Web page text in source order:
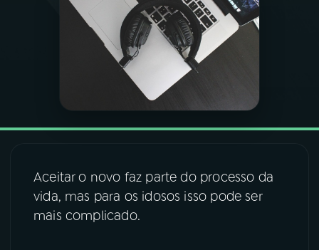
PODCASTS
07ÚLTIMAS
08FESTIVAL DE MÚSICA
ACOMPANHE A RÁDIO NACIONAL
Aceitar o novo faz parte do processo da
vida, mas para os idosos isso pode ser
mais complicado.